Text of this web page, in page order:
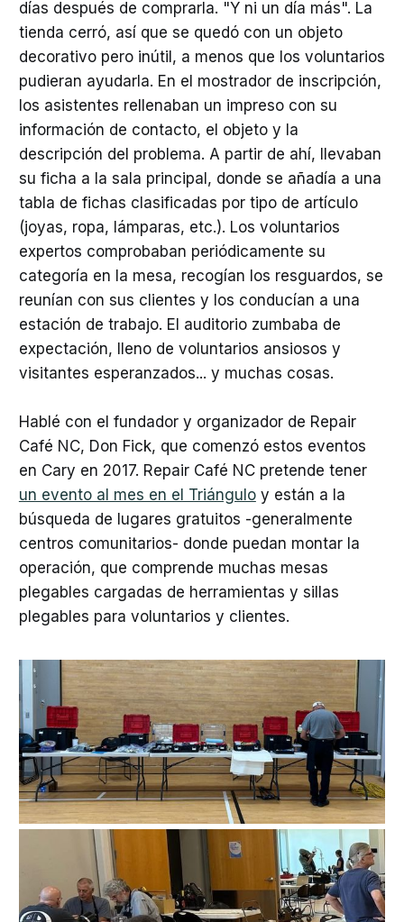
días después de comprarla. "Y ni un día más". La
tienda cerró, así que se quedó con un objeto
decorativo pero inútil, a menos que los voluntarios
pudieran ayudarla. En el mostrador de inscripción,
los asistentes rellenaban un impreso con su
información de contacto, el objeto y la
descripción del problema. A partir de ahí, llevaban
su ficha a la sala principal, donde se añadía a una
tabla de fichas clasificadas por tipo de artículo
(joyas, ropa, lámparas, etc.). Los voluntarios
expertos comprobaban periódicamente su
categoría en la mesa, recogían los resguardos, se
reunían con sus clientes y los conducían a una
estación de trabajo. El auditorio zumbaba de
expectación, lleno de voluntarios ansiosos y
visitantes esperanzados... y muchas cosas.
Hablé con el fundador y organizador de Repair
Café NC, Don Fick, que comenzó estos eventos
en Cary en 2017. Repair Café NC pretende tener
un evento al mes en el Triánguloy están a la
búsqueda de lugares gratuitos -generalmente
centros comunitarios- donde puedan montar la
operación, que comprende muchas mesas
plegables cargadas de herramientas y sillas
plegables para voluntarios y clientes.